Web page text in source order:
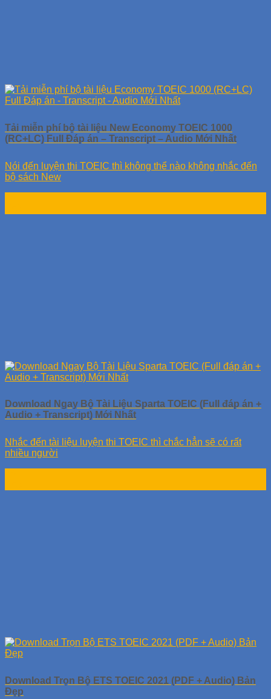
Tải miễn phí bộ tài liệu New Economy TOEIC 1000
(RC+LC) Full Đáp án – Transcript – Audio Mới Nhất
Nói đến luyện thi TOEIC thì không thể nào không nhắc đến
bộ sách New
Download Ngay Bộ Tài Liệu Sparta TOEIC (Full đáp án +
Audio + Transcript) Mới Nhất
Nhắc đến tài liệu luyện thi TOEIC thì chắc hẳn sẽ có rất
nhiều người
Download Trọn Bộ ETS TOEIC 2021 (PDF + Audio) Bản
Đẹp